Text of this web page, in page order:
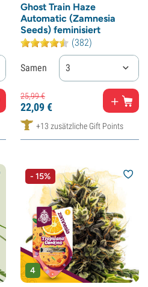
Ghost Train Haze
Automatic (Zamnesia
Seeds) feminisiert
(382)
Samen 3
25,99€
22,09€
+13 zusätzliche Gift Points
- 15%
4